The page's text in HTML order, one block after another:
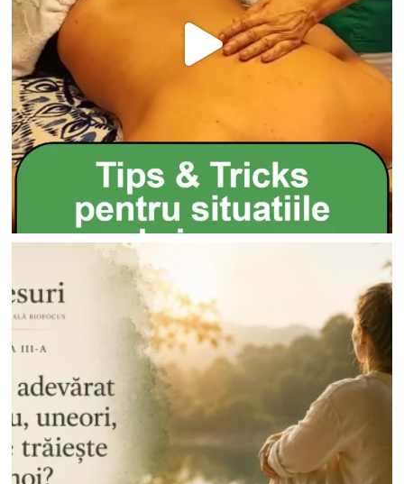
Nu ai niciun produs în coș.